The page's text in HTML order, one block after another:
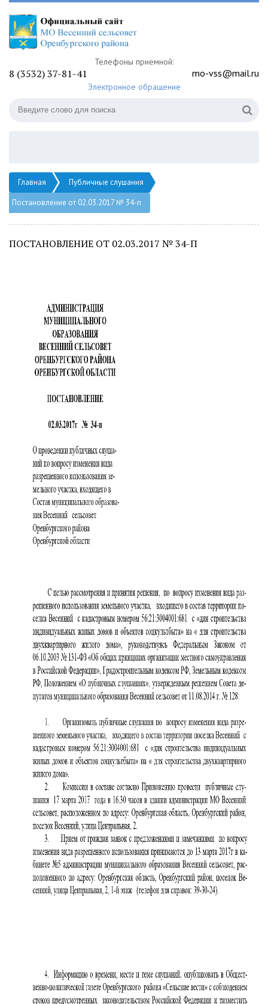
Телефоны приемной:
8 (3532) 37-81-41 mo-vss@mail.ru
Электронное обращение
Главная
Публичные слушания
Постановление от 02.03.2017 № 34-п
ПОСТАНОВЛЕНИЕ ОТ 02.03.2017 № 34-П